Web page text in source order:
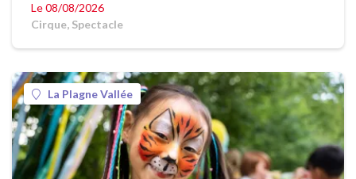
Le 08/08/2026
Cirque, Spectacle
La Plagne Vallée